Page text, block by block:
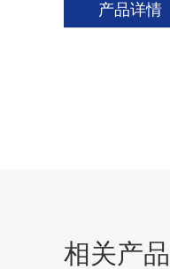
产品详情
相关产品